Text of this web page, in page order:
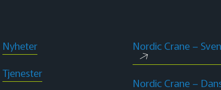
Nyheter
Tjenester
Nordic Crane –
Nordic Crane –